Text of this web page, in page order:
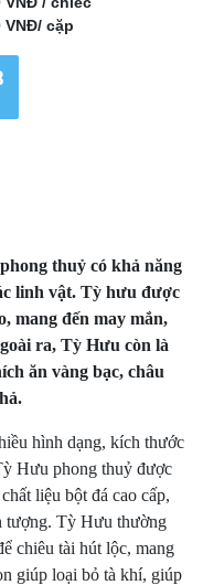
VNĐ/ cặp
thuỷ có khả năng
linh vật. Tỳ hưu được
mang đến may mắn,
ra, Tỳ Hưu còn là
ăn vàng bạc, châu
hình dạng, kích thước
Hưu phong thuỷ được
liệu bột đá cao cấp,
tượng. Tỳ Hưu thường
chiêu tài hút lộc, mang
giúp loại bỏ tà khí, giúp